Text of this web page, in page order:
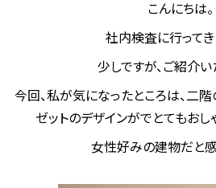
こんにちは。
社内検査に行ってき
少しですが、ご紹介い
今回、私が気になったところは、二
ゼットのデザインがでとてもおし
女性好みの建物だと感